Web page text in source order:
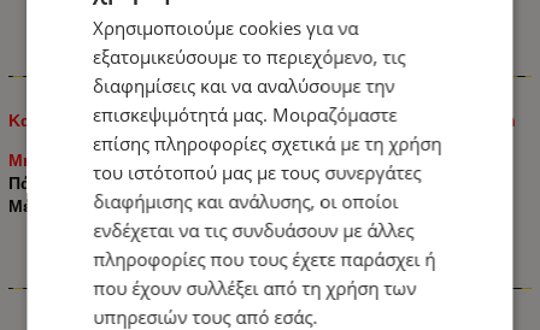
Πληροφορίες
Καλώδια Εκκίνησης Μπαταρίας Αυτοκινήτου 16mm 220A 3m
Μήκος καλωδίων: 3 μέτρα
Πάχος καλωδίου: 16mm.
Μέγιστο ρεύμα: 220 A
Χαρακτηριστικά
Χρησιμοποιούμε cookies για να
εξατομικεύσουμε το περιεχόμενο, τις
διαφημίσεις και να αναλύσουμε την
επισκεψιμότητά μας. Μοιραζόμαστε
επίσης πληροφορίες σχετικά με τη χρήση
του ιστότοπού μας με τους συνεργάτες
διαφήμισης και ανάλυσης, οι οποίοι
ενδέχεται να τις συνδυάσουν με άλλες
πληροφορίες που τους έχετε παράσχει ή
που έχουν συλλέξει από τη χρήση των
υπηρεσιών τους από εσάς.